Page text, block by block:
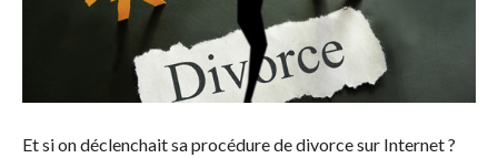
Et si on déclenchait sa procédure de divorce sur Internet ?